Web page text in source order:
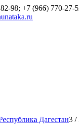
98; +7 (966) 770-
Дагестан3 /